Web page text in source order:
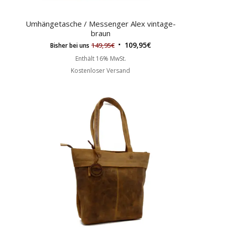
Umhängetasche / Messenger Alex vintage-
braun
Bisher bei uns 149,95€ 109,95€
Enthält 16% MwSt.
Kostenloser Versand